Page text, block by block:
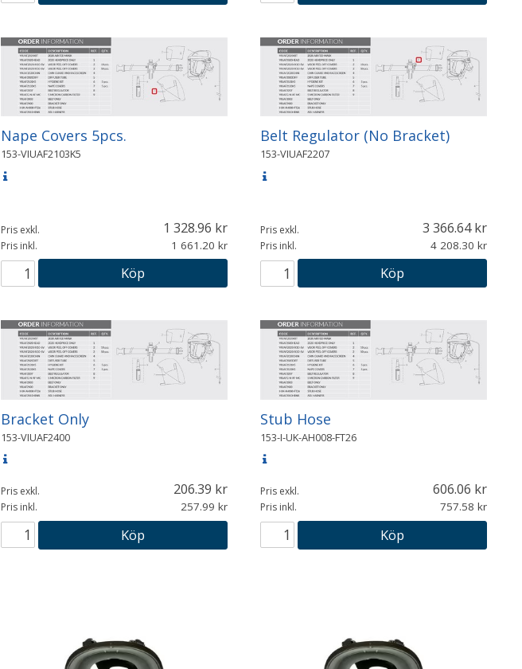
Nape Covers 5pcs.
153-VIUAF2103K5
Pris exkl. 1 328.96
Pris inkl. 1 661.20
Köp
Belt Regulator (No Bracket)
153-VIUAF2207
Pris exkl. 3 366.64
Pris inkl. 4 208.30
Köp
Bracket Only
153-VIUAF2400
Pris exkl. 206.39
Pris inkl. 257.99
Köp
Stub Hose
153-I-UK-AH008-FT26
Pris exkl. 606.06
Pris inkl. 757.58
Köp